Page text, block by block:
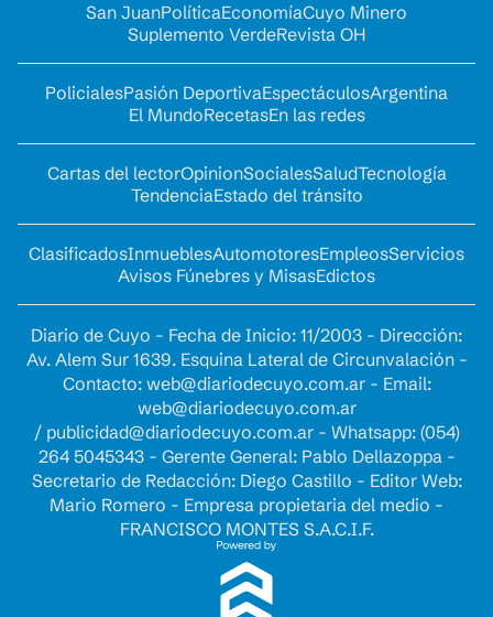
San JuanPolíticaEconomíaCuyo Minero
Suplemento VerdeRevista OH
PolicialesPasión DeportivaEspectáculosArgentina
El MundoRecetasEn las redes
Cartas del lectorOpinionSocialesSaludTecnología
TendenciaEstado del tránsito
ClasificadosInmueblesAutomotoresEmpleosServicios
Avisos Fúnebres y MisasEdictos
Diario de Cuyo - Fecha de Inicio: 11/2003 - Dirección:
Av. Alem Sur 1639. Esquina Lateral de Circunvalación -
Contacto: web@diariodecuyo.com.ar- Email:
web@diariodecuyo.com.ar
/ publicidad@diariodecuyo.com.ar- Whatsapp: (054)
264 5045343 - Gerente General: Pablo Dellazoppa -
Secretario de Redacción: Diego Castillo - Editor Web:
Mario Romero - Empresa propietaria del medio -
FRANCISCO MONTES S.A.C.I.F.